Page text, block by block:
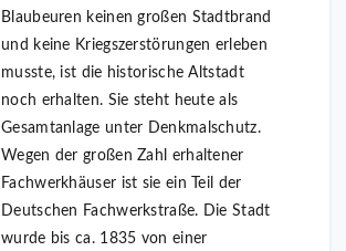
Blaubeuren keinen großen Stadtbrand
und keine Kriegszerstörungen erleben
musste, ist die historische Altstadt
noch erhalten. Sie steht heute als
Gesamtanlage unter Denkmalschutz.
Wegen der großen Zahl erhaltener
Fachwerkhäuser ist sie ein Teil der
Deutschen Fachwerkstraße. Die Stadt
wurde bis ca. 1835 von einer